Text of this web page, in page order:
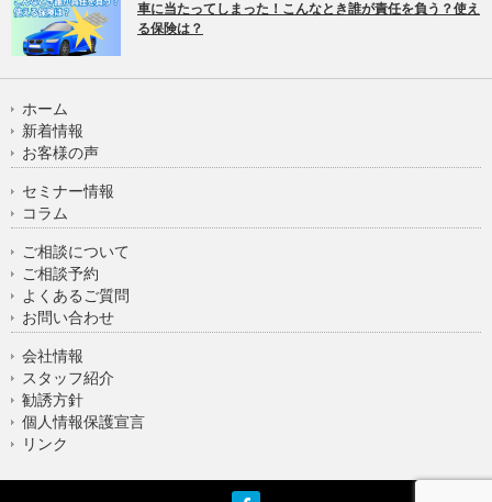
車に当たってしまった！こんなとき誰が責任を負う？使え
る保険は？
ホーム
新着情報
お客様の声
セミナー情報
コラム
ご相談について
ご相談予約
よくあるご質問
お問い合わせ
会社情報
スタッフ紹介
勧誘方針
個人情報保護宣言
リンク